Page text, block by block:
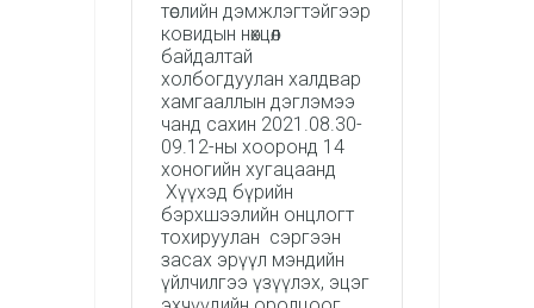
төслийн дэмжлэгтэйгээр
ковидын нөхцөл
байдалтай
холбогдуулан халдвар
хамгааллын дэглэмээ
чанд сахин 2021.08.30-
09.12-ны хооронд 14
хоногийн хугацаанд
Хүүхэд бүрийн
бэрхшээлийн онцлогт
тохируулан сэргээн
засах эрүүл мэндийн
үйлчилгээ үзүүлэх, эцэг